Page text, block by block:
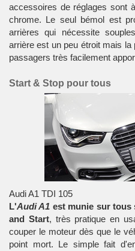
accessoires de réglages sont
chrome. Le seul bémol est
arrières qui nécessite
arrière est un peu étroit mais
passagers très facilement
Start & Stop pour tous
Audi A1 TDI 105
L'Audi A1 est munie sur tous
and Start, très pratique en
couper le moteur dès que le
point mort. Le simple fait